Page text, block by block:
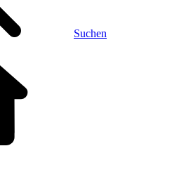
Suchen